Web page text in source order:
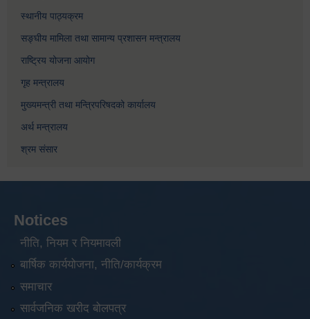
स्थानीय पाठ्यक्रम
सङ्घीय मामिला तथा सामान्य प्रशासन मन्त्रालय
राष्ट्रिय योजना आयोग
गृह मन्त्रालय
मुख्यमन्त्री तथा मन्त्रिपरिषदको कार्यालय
अर्थ मन्त्रालय
श्रम संसार
Notices
नीति, नियम र नियमावली
बार्षिक कार्ययोजना, नीति/कार्यक्रम
समाचार
सार्वजनिक खरीद बोलपत्र